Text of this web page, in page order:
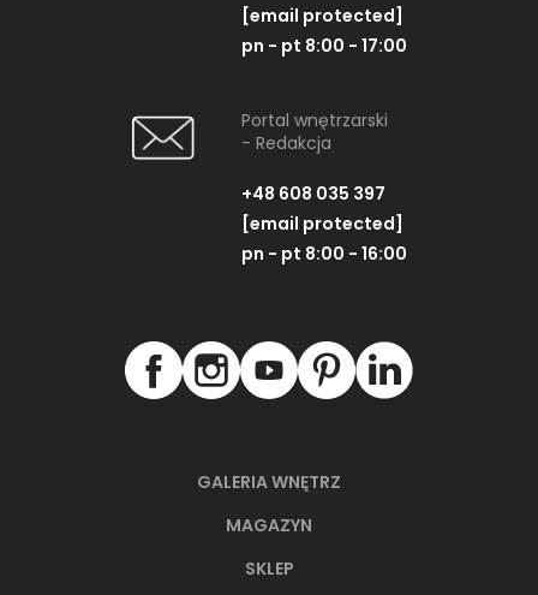
GALERIA WNĘTRZ
MAGAZYN
SKLEP
[email protected]
pn - pt 8:00 - 17:00
Portal wnętrzarski
- Redakcja
+48 608 035 397
[email protected]
pn - pt 8:00 - 16:00